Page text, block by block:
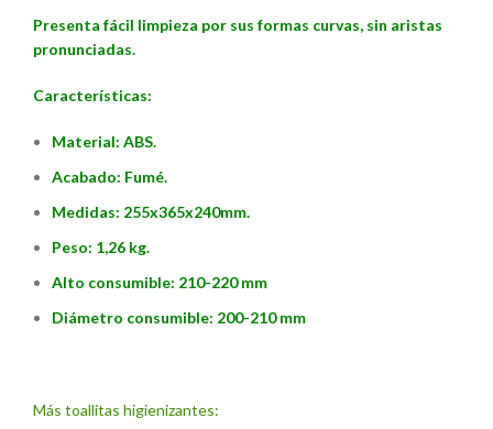
Presenta fácil limpieza por sus formas curvas, sin aristas
pronunciadas.
Características:
Material: ABS.
Acabado: Fumé.
Medidas: 255x365x240mm.
Peso: 1,26 kg.
Alto consumible: 210-220 mm
Diámetro consumible: 200-210 mm
Más toallitas higienizantes: